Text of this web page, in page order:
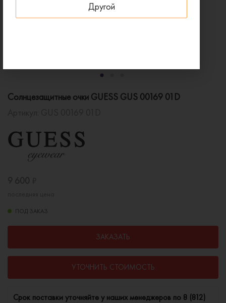
Другой
Солнцезащитные очки GUESS GUS 00169 01D
ПОД ЗАКАЗ
ЗАКАЗАТЬ
УТОЧНИТЬ СТОИМОСТЬ
Cрок поставки уточняйте у наших менеджеров по 8 (812)